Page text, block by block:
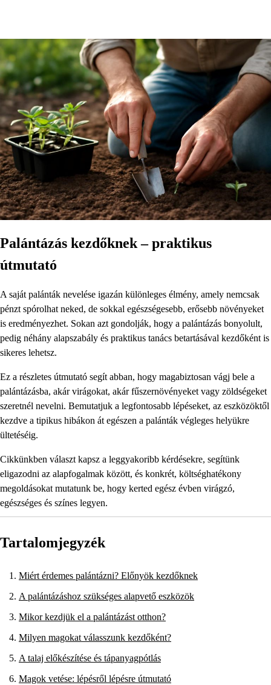
Palántázás kezdőknek – praktikus
útmutató
A saját palánták nevelése igazán különleges élmény, amely nemcsak
pénzt spórolhat neked, de sokkal egészségesebb, erősebb növényeket
is eredményezhet. Sokan azt gondolják, hogy a palántázás bonyolult,
pedig néhány alapszabály és praktikus tanács betartásával kezdőként is
sikeres lehetsz.
Ez a részletes útmutató segít abban, hogy magabiztosan vágj bele a
palántázásba, akár virágokat, akár fűszernövényeket vagy zöldségeket
szeretnél nevelni. Bemutatjuk a legfontosabb lépéseket, az eszközöktől
kezdve a tipikus hibákon át egészen a palánták végleges helyükre
ültetéséig.
Cikkünkben választ kapsz a leggyakoribb kérdésekre, segítünk
eligazodni az alapfogalmak között, és konkrét, költséghatékony
megoldásokat mutatunk be, hogy kerted egész évben virágzó,
egészséges és színes legyen.
Tartalomjegyzék
Miért érdemes palántázni? Előnyök kezdőknek
A palántázáshoz szükséges alapvető eszközök
Mikor kezdjük el a palántázást otthon?
Milyen magokat válasszunk kezdőként?
A talaj előkészítése és tápanyagpótlás
Magok vetése: lépésről lépésre útmutató